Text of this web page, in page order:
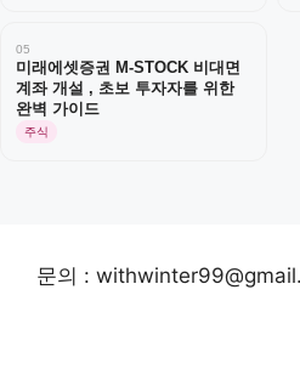
05
미래에셋증권 M-STOCK 비대면
계좌 개설 , 초보 투자자를 위한
완벽 가이드
주식
문의 :